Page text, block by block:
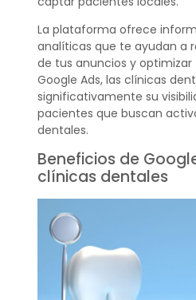
La plataforma ofrece
analíticas que te ayudan a
de tus anuncios y
Google Ads, las clínicas
significativamente su
pacientes que buscan
dentales.
Beneficios de
clínicas dentales